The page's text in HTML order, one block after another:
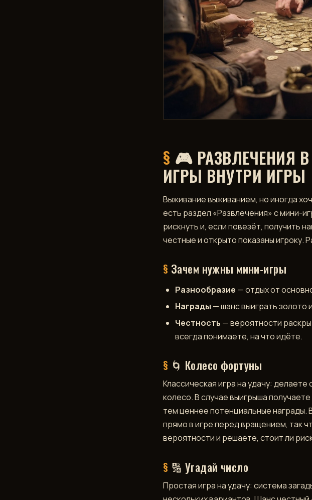
🎮 РАЗВЛЕЧЕНИЯ В
ИГРЫ ВНУТРИ ИГРЫ
Выживание выживанием, но иногда
есть раздел «Развлечения» с мини-
рискнуть и, если повезёт, получить
честные и открыто показаны игроку.
Зачем нужны мини-игры
Разнообразие — отдых от
Награды — шанс выиграть золото
Честность — вероятности
всегда понимаете, на что идёте.
🌀 Колесо фортуны
Классическая игра на удачу: делаете
колесо. В случае выигрыша
тем ценнее потенциальные награды.
прямо в игре перед вращением, так
вероятности и решаете, стоит ли
🔢 Угадай число
Простая игра на удачу: система